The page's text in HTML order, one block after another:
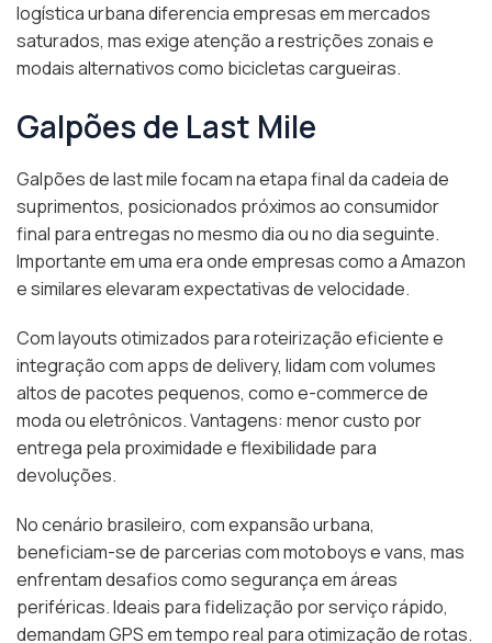
logística urbana diferencia empresas em mercados
saturados, mas exige atenção a restrições zonais e
modais alternativos como bicicletas cargueiras.
Galpões de Last Mile
Galpões de last mile focam na etapa final da cadeia de
suprimentos, posicionados próximos ao consumidor
final para entregas no mesmo dia ou no dia seguinte.
Importante em uma era onde empresas como a Amazon
e similares elevaram expectativas de velocidade.
Com layouts otimizados para roteirização eficiente e
integração com apps de delivery, lidam com volumes
altos de pacotes pequenos, como e-commerce de
moda ou eletrônicos. Vantagens: menor custo por
entrega pela proximidade e flexibilidade para
devoluções.
No cenário brasileiro, com expansão urbana,
beneficiam-se de parcerias com motoboys e vans, mas
enfrentam desafios como segurança em áreas
periféricas. Ideais para fidelização por serviço rápido,
demandam GPS em tempo real para otimização de rotas.